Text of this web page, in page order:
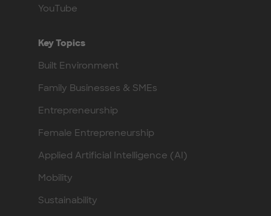
YouTube
Key Topics
Built Environment
Family Businesses & SMEs
Entrepreneurship
Female Entrepreneurship
Applied Artificial Intelligence (AI)
Mobility
Sustainability